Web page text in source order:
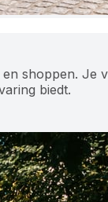
shoppen. Je
biedt.